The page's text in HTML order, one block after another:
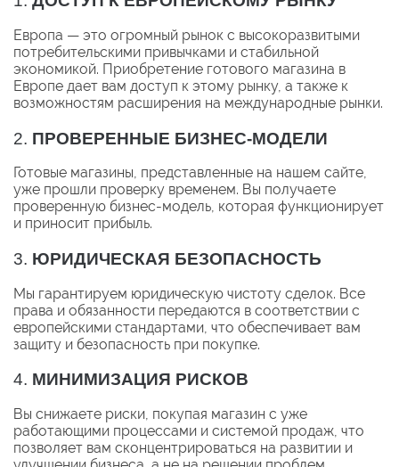
Европа — это огромный рынок с высокоразвитыми
потребительскими привычками и стабильной
экономикой. Приобретение готового магазина в
Европе дает вам доступ к этому рынку, а также к
возможностям расширения на международные рынки.
2. ПРОВЕРЕННЫЕ БИЗНЕС-МОДЕЛИ
Готовые магазины, представленные на нашем сайте,
уже прошли проверку временем. Вы получаете
проверенную бизнес-модель, которая функционирует
и приносит прибыль.
3. ЮРИДИЧЕСКАЯ БЕЗОПАСНОСТЬ
Мы гарантируем юридическую чистоту сделок. Все
права и обязанности передаются в соответствии с
европейскими стандартами, что обеспечивает вам
защиту и безопасность при покупке.
4. МИНИМИЗАЦИЯ РИСКОВ
Вы снижаете риски, покупая магазин с уже
работающими процессами и системой продаж, что
позволяет вам сконцентрироваться на развитии и